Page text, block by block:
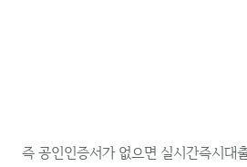
즉 공인인증서가 없으면 실시간즉시대